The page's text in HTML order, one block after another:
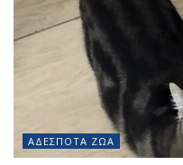
ΑΔΈΣΠΟΤΑ ΖΏΑ